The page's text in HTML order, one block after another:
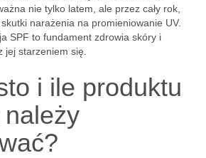
nie tylko latem, ale przez cały rok,
narażenia na promieniowanie UV.
SPF to fundament zdrowia skóry i
jej starzeniem się.
i ile produktu